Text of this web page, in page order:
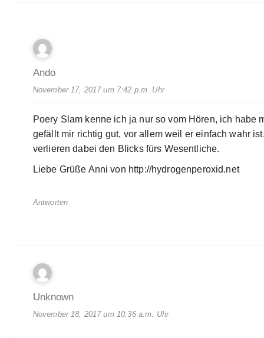
Ando
November 17, 2017 um 7:42 p.m. Uhr
Poery Slam kenne ich ja nur so vom Hören, ich habe
gefällt mir richtig gut, vor allem weil er einfach wahr
verlieren dabei den Blicks fürs Wesentliche.
Liebe Grüße Anni von http://hydrogenperoxid.net
Antworten
Unknown
November 18, 2017 um 10:36 a.m. Uhr